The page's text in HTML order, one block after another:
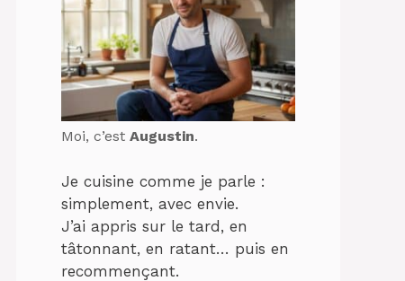
Moi, c’est Augustin.
Je cuisine comme je parle :
simplement, avec envie.
J’ai appris sur le tard, en
tâtonnant, en ratant… puis en
recommençant.